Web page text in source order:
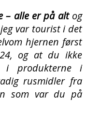
– alle er på altog
var tourist i det
hjernen først
og at du ikke
i produkterne i
rusmidler fra
som var du på